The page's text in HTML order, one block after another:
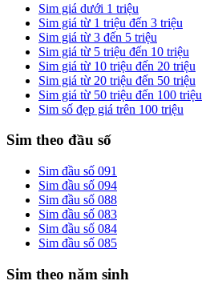
Sim giá dưới 1 triệu
Sim giá từ 1 triệu đến 3 triệu
Sim giá từ 3 đến 5 triệu
Sim giá từ 5 triệu đến 10 triệu
Sim giá từ 10 triệu đến 20 triệu
Sim giá từ 20 triệu đến 50 triệu
Sim giá từ 50 triệu đến 100 triệu
Sim số đẹp giá trên 100 triệu
Sim theo đầu số
Sim đầu số 091
Sim đầu số 094
Sim đầu số 088
Sim đầu số 083
Sim đầu số 084
Sim đầu số 085
Sim theo năm sinh